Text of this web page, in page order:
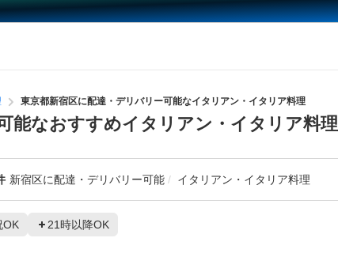
東京都新宿区に配達・デリバリー可能なイタリアン・イタリア料理
能なおすすめイタリアン・イタリア料理
新宿区に配達・デリバリー可能 イタリアン・イタリア料理
OK 21時以降OK